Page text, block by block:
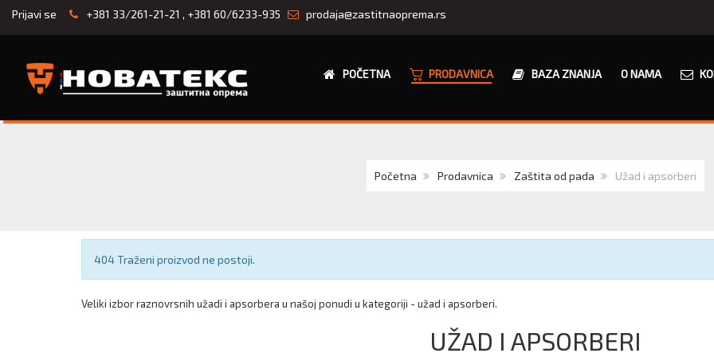
Prijavi se +381 33/261-21-21 , +381 60/6233-935 prodaja@zastitnaoprema.rs
POČETNA PRODAVNICA BAZA ZNANJA O NAMA
Početna Prodavnica Zaštita od pada Užad i apsorberi
Obaveštenje
404 Traženi proizvod ne postoji.
Veliki izbor raznovrsnih užadi i apsorbera u našoj ponudi u kategoriji - užad i apsorberi.
UŽAD I APSORBERI